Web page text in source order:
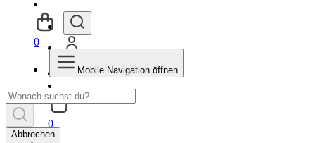
0
0
Mobile Navigation öffnen
Abbrechen